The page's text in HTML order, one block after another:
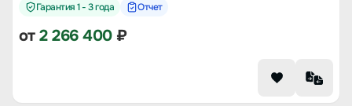
Гарантия 1 - 3 года Отчет
от2 266 400₽